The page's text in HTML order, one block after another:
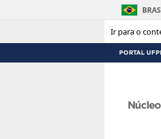
Ir para o
PORTAL